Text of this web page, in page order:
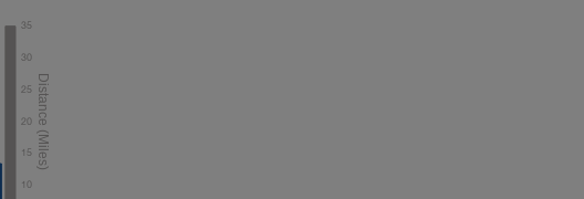
10
15
20
25
30
35